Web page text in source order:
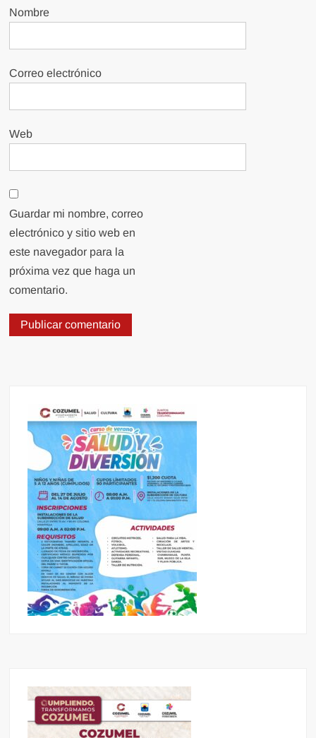
Nombre
Correo electrónico
Web
Guardar mi nombre, correo
electrónico y sitio web en
este navegador para la
próxima vez que haga un
comentario.